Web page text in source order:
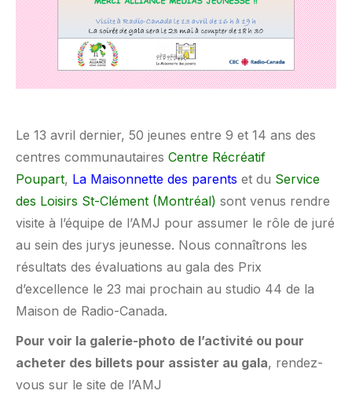
Le 13 avril dernier, 50 jeunes entre 9 et 14 ans des
centres communautaires Centre Récréatif
Poupart, La Maisonnette des parents et du Service
des Loisirs St-Clément (Montréal) sont venus rendre
visite à l’équipe de l’AMJ pour assumer le rôle de juré
au sein des jurys jeunesse. Nous connaîtrons les
résultats des évaluations au gala des Prix
d’excellence le 23 mai prochain au studio 44 de la
Maison de Radio-Canada.
Pour voir la galerie-photo de l’activité ou pour
acheter des billets pour assister au gala, rendez-
vous sur le site de l’AMJ